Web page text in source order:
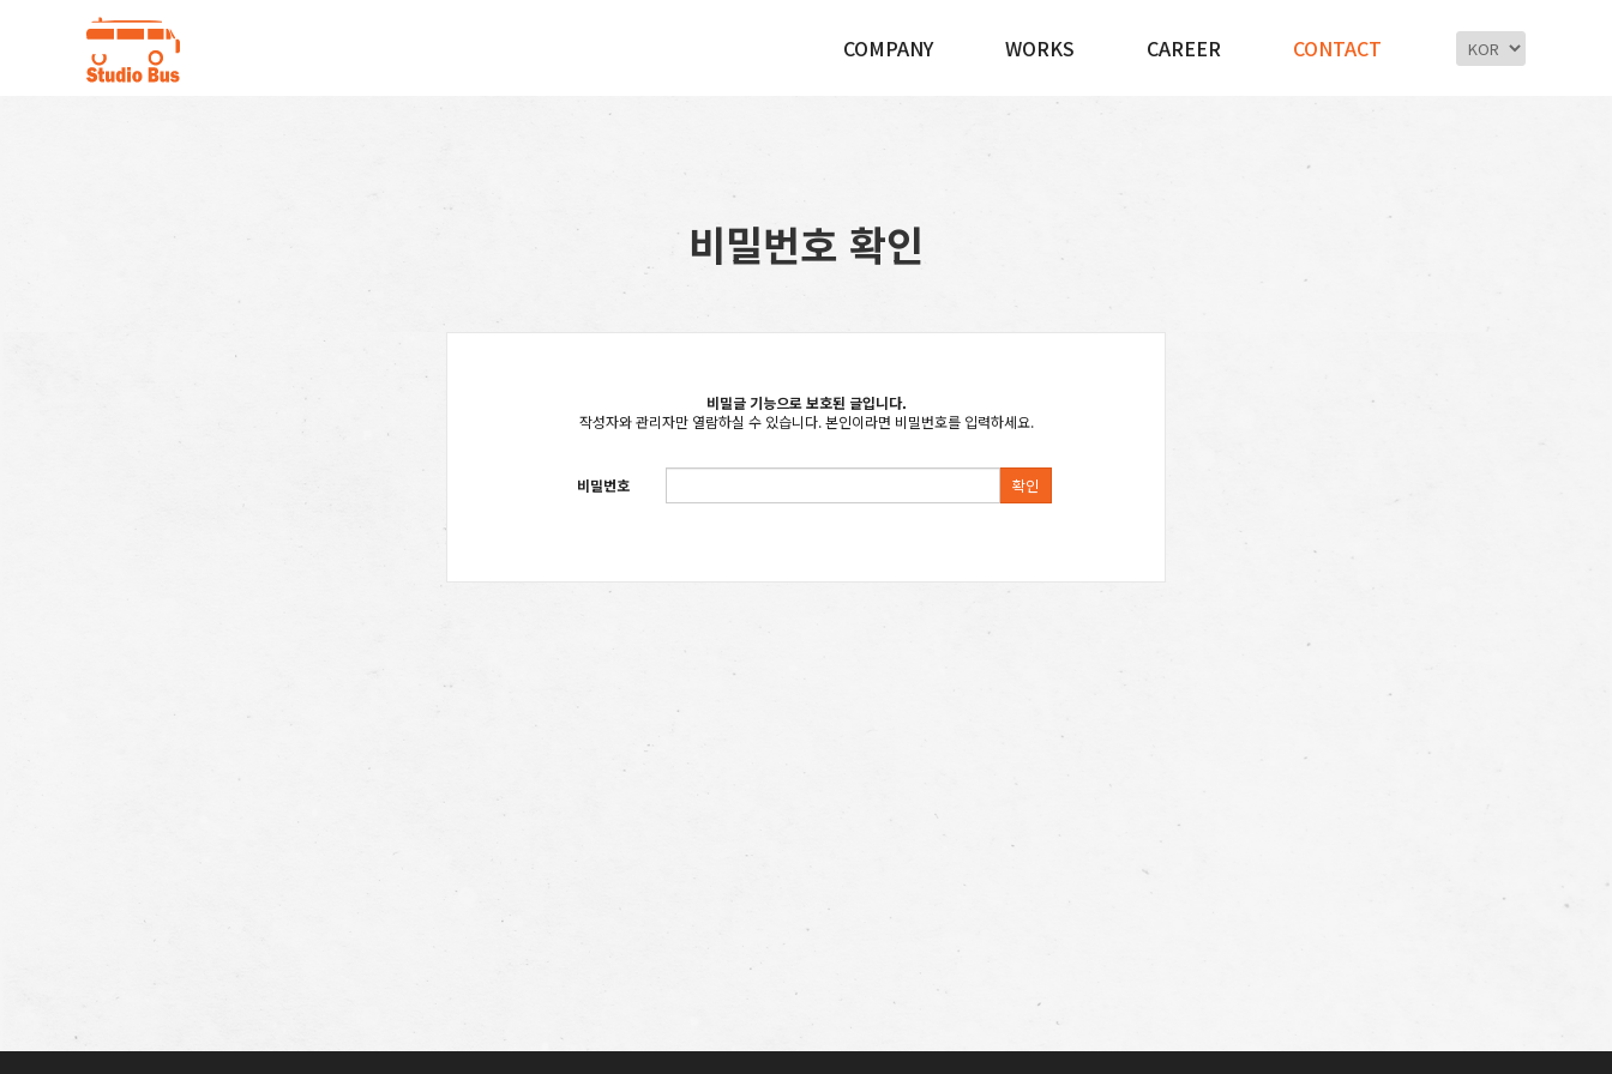
COMPANY WORKS CAREER CONTACT
비밀번호 확인
비밀글 기능으로 보호된 글입니다.
작성자와 관리자만 열람하실 수 있습니다. 본인이라면 비밀번호를 입력하세요.
비밀번호 확인